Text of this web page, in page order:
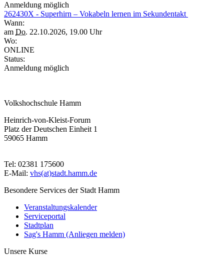
Anmeldung möglich
262430X - Superhirn – Vokabeln lernen im Sekundentakt
Wann:
am Do. 22.10.2026, 19.00 Uhr
Wo:
ONLINE
Status:
Anmeldung möglich
Volkshochschule Hamm
Heinrich-von-Kleist-Forum
Platz der Deutschen Einheit 1
59065 Hamm
Tel: 02381 175600
E-Mail: vhs(at)stadt.hamm.de
Besondere Services der Stadt Hamm
Veranstaltungskalender
Serviceportal
Stadtplan
Sag's Hamm (Anliegen melden)
Unsere Kurse